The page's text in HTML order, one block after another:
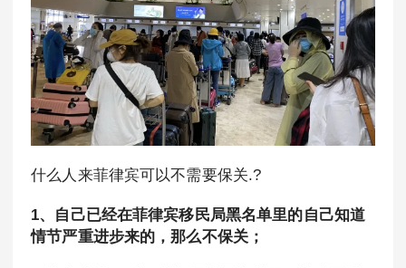
什么人来菲律宾可以不需要保关.?
1、自己已经在菲律宾移民局黑名单里的自己知道
情节严重进步来的，那么不保关；